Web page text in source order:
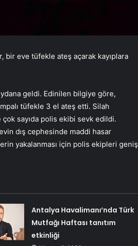
bir eve tüfekle ateş açarak kayıplara
geldi. Edinilen bilgiye göre,
tüfekle 3 el ateş etti. Silah
sayıda polis ekibi sevk edildi.
dış cephesinde maddi hasar
yakalanması için polis ekipleri geniş
Antalya Havalimanı’nda Türk
Mutfağı Haftası tanıtım
etkinliği